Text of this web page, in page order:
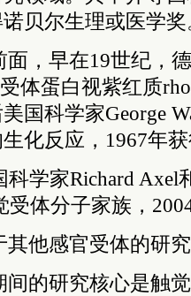
贝尔生理或医学奖
，早在19世纪，
体蛋白视紫红质
国科学家George
化反应，1967年
学家Richard Axel
受体分子家族，
其他感官受体的研
的研究核心是触